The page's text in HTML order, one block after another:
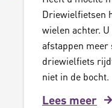
Driewielfietsen
wielen achter.
afstappen meer
driewielfiets
niet in de bocht.
Lees meer